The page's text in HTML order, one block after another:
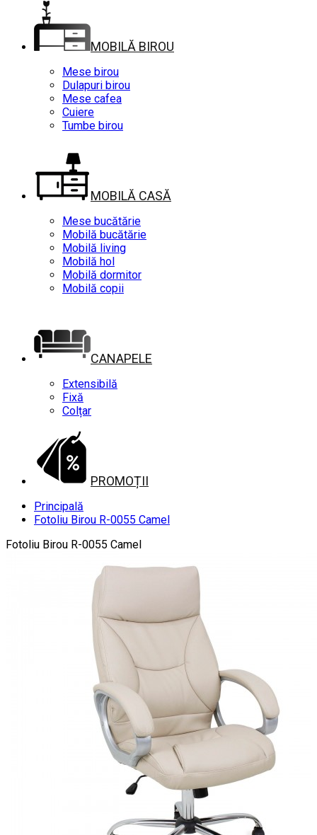
MOBILĂ BIROU
Mese birou
Dulapuri birou
Mese cafea
Cuiere
Tumbe birou
MOBILĂ CASĂ
Mese bucătărie
Mobilă bucătărie
Mobilă living
Mobilă hol
Mobilă dormitor
Mobilă copii
CANAPELE
Extensibilă
Fixă
Colțar
PROMOȚII
Principală
Fotoliu Birou R-0055 Camel
Fotoliu Birou R-0055 Camel